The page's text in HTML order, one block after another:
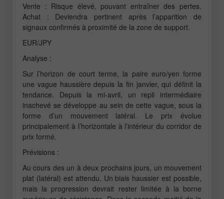
Vente : Risque élevé, pouvant entraîner des pertes.
Achat : Deviendra pertinent après l’apparition de
signaux confirmés à proximité de la zone de support.
EUR/JPY
Analyse :
Sur l’horizon de court terme, la paire euro/yen forme
une vague haussière depuis la fin janvier, qui définit la
tendance. Depuis la mi-avril, un repli intermédiaire
inachevé se développe au sein de cette vague, sous la
forme d’un mouvement latéral. Le prix évolue
principalement à l’horizontale à l’intérieur du corridor de
prix formé.
Prévisions :
Au cours des un à deux prochains jours, un mouvement
plat (latéral) est attendu. Un biais haussier est possible,
mais la progression devrait rester limitée à la borne